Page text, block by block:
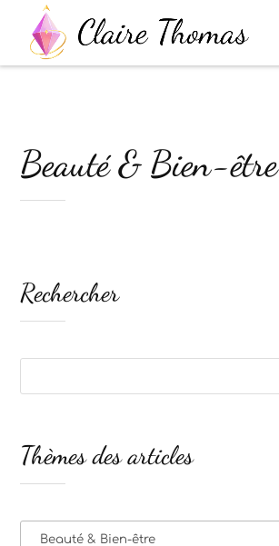
Beauté & Bien-être
Rechercher
Thèmes des articles
Thèmes